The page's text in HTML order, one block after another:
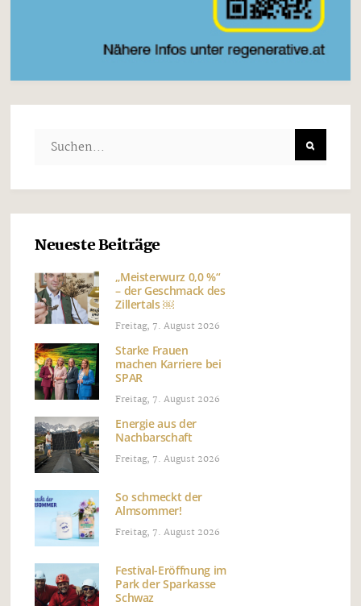
Neueste Beiträge
„Meisterwurz 0,0 %“
– der Geschmack des
Zillertals ￼
Freitag, 7. August 2026
Starke Frauen
machen Karriere bei
SPAR
Freitag, 7. August 2026
Energie aus der
Nachbarschaft
Freitag, 7. August 2026
So schmeckt der
Almsommer!
Freitag, 7. August 2026
Festival-Eröffnung im
Park der Sparkasse
Schwaz